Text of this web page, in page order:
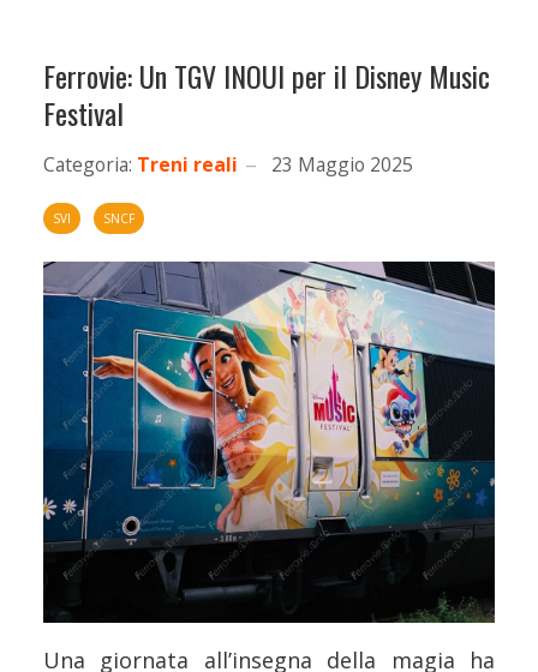
Ferrovie: Un TGV INOUI per il Disney Music
Festival
Categoria: Treni reali 23 Maggio 2025
SVI SNCF
Una giornata all’insegna della magia ha